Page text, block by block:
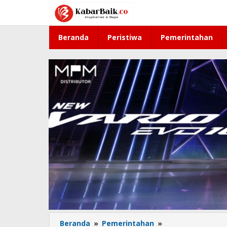
konten
Beranda Peristiwa Pemerintahan
Beranda » Pemerintahan »